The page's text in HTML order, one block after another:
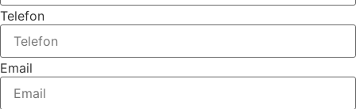
Telefon
Email